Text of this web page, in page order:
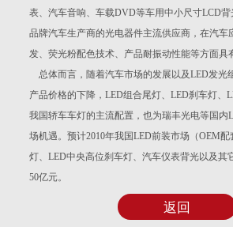
表、汽车音响、车载DVD等车用中小尺寸LCD
品牌汽车生产商的光电器件主流供应商，在汽车
发、荧光粉配色技术、产品耐振动性能等方面具
总体而言，随着汽车市场的发展以及LED发光
产品价格的下降，LED组合尾灯、LED刹车灯、
我国轿车车灯的主流配置，也为瑞丰光电等国内
场机遇。预计2010年我国LED前装市场（OEM
灯、LED中央高位刹车灯、汽车仪表背光以及其
50亿元。
返回